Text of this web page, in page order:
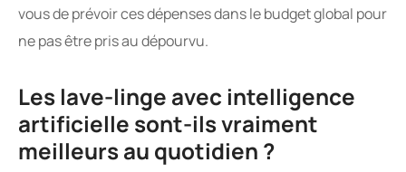
vous de prévoir ces dépenses dans le budget global pour
ne pas être pris au dépourvu.
Les lave-linge avec intelligence
artificielle sont-ils vraiment
meilleurs au quotidien ?